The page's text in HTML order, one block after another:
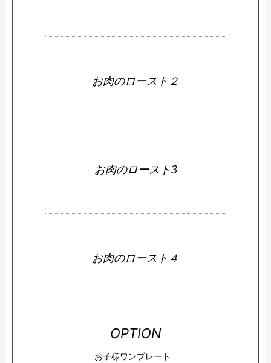
お肉のロースト２
お肉のロースト3
お肉のロースト４
OPTION
お子様ワンプレート